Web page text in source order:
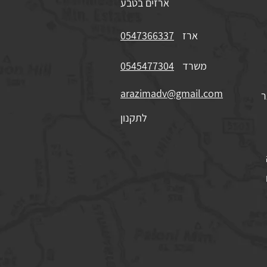
0547366337
arazimadv@gmail.com
לתקנון
0545477304
ארז
משרד